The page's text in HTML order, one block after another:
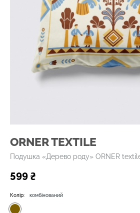
ORNER TEXTILE
Подушка «Дерево роду» ORNER
599 ₴
Колір: комбінований